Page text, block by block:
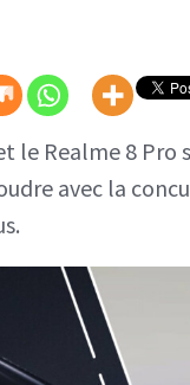
le Realme 8
avec la